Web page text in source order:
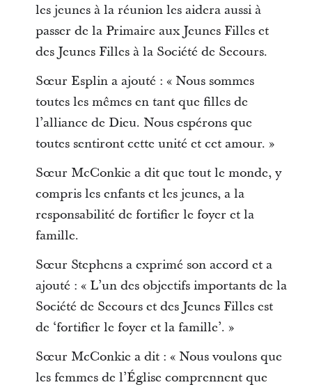
les jeunes à la réunion les aidera aussi à
passer de la Primaire aux Jeunes Filles et
des Jeunes Filles à la Société de Secours.
Sœur Esplin a ajouté : « Nous sommes
toutes les mêmes en tant que filles de
l’alliance de Dieu. Nous espérons que
toutes sentiront cette unité et cet amour. »
Sœur McConkie a dit que tout le monde, y
compris les enfants et les jeunes, a la
responsabilité de fortifier le foyer et la
famille.
Sœur Stephens a exprimé son accord et a
ajouté : « L’un des objectifs importants de la
Société de Secours et des Jeunes Filles est
de ‘fortifier le foyer et la famille’. »
Sœur McConkie a dit : « Nous voulons que
les femmes de l’Église comprennent que